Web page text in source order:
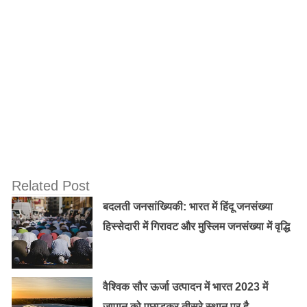
Related Post
बदलती जनसांख्यिकी: भारत में हिंदू जनसंख्या
हिस्सेदारी में गिरावट और मुस्लिम जनसंख्या में वृद्धि
वैश्विक सौर ऊर्जा उत्पादन में भारत 2023 में